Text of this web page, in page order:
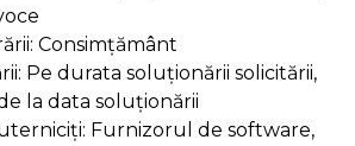
Consimțământ
Pe durata soluționării solicitării,
la data soluționării
Furnizorul de software,